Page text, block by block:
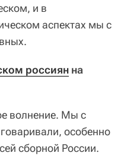
и в
аспектах мы с
россиян на
волнение. Мы с
особенно
сборной России.